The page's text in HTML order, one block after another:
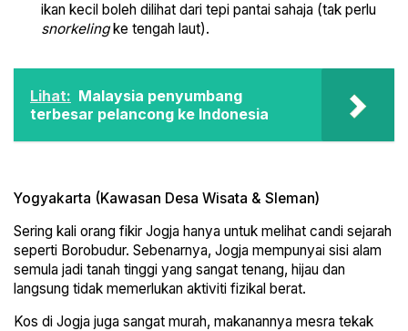
ikan kecil boleh dilihat dari tepi pantai sahaja (tak perlu
snorkelingke tengah laut).
Lihat: Malaysia penyumbang
terbesar pelancong ke Indonesia
Yogyakarta (Kawasan Desa Wisata & Sleman)
Sering kali orang fikir Jogja hanya untuk melihat candi sejarah
seperti Borobudur. Sebenarnya, Jogja mempunyai sisi alam
semula jadi tanah tinggi yang sangat tenang, hijau dan
langsung tidak memerlukan aktiviti fizikal berat.
Kos di Jogja juga sangat murah, makanannya mesra tekak